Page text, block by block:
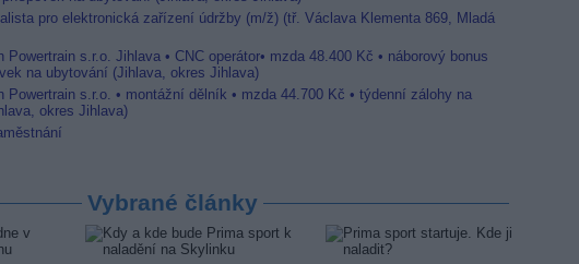
pro elektronická zařízení údržby (m/ž) (tř. Václava Klementa 869, Mladá
Powertrain s.r.o. Jihlava • CNC operátor• mzda 48.400 Kč • náborový bonus
na ubytování (Jihlava, okres Jihlava)
Powertrain s.r.o. • montážní dělník • mzda 44.700 Kč • týdenní zálohy na
okres Jihlava)
Vybrané články